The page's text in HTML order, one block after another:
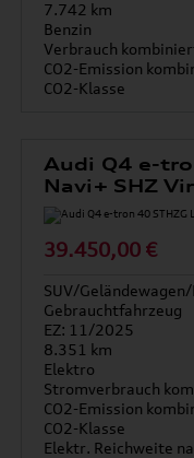
7.742 km
Benzin
Verbrauch
CO2-Emission
CO2-Klasse
Audi Q4 e-
Navi+ SHZ
39.450,00 €
SUV/
Gebrauchtfahrzeug
EZ: 11/2025
8.351 km
Elektro
Stromverbrauch
CO2-Emission
CO2-Klasse